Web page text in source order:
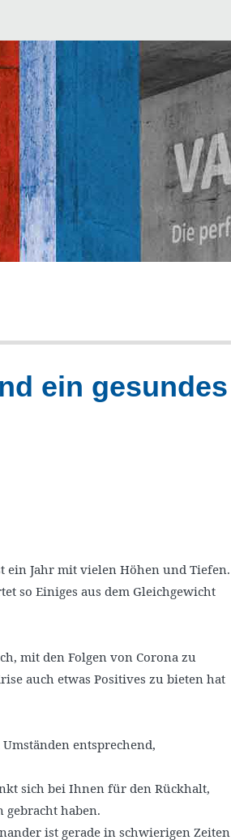
ein gesundes
ein Jahr mit vielen Höhen und Tiefen.
so Einiges aus dem Gleichgewicht
mit den Folgen von Corona zu
auch etwas Positives zu bieten hat
entsprechend,
sich bei Ihnen für den Rückhalt,
gebracht haben.
ist gerade in schwierigen Zeiten